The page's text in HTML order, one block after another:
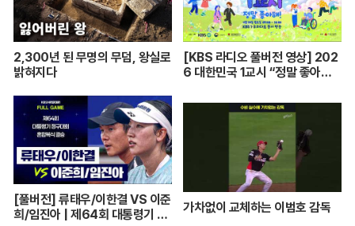
2,300년 된 무명의 무덤, 왕실로
밝혀지다
[KBS 라디오 풀버전 영상] 202
6 대한민국 1교시 “정말 좋아
[풀버전] 류태우/이한결 VS 이준
희/임진아 | 제64회 대통령기 종
가차없이 교체하는 이범호 감독